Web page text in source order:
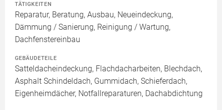
TÄTIGKEITEN
Reparatur, Beratung, Ausbau, Neueindeckung,
Dämmung / Sanierung, Reinigung / Wartung,
Dachfenstereinbau
GEBÄUDETEILE
Satteldacheindeckung, Flachdacharbeiten, Blechdach,
Asphalt Schindeldach, Gummidach, Schieferdach,
Eigenheimdächer, Notfallreparaturen, Dachabdichtung